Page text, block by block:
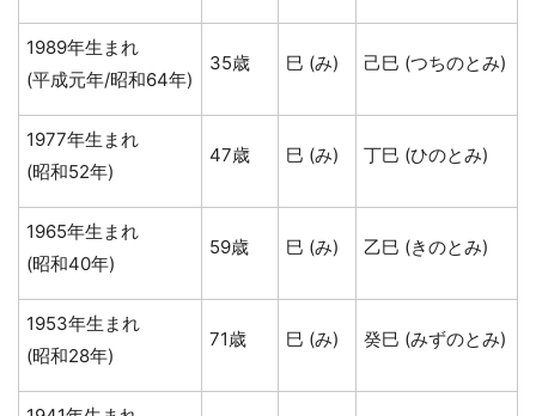
1989年生まれ
(平成元年/昭和64年)
35歳 巳 (み) 己巳 (つちのとみ)
1977年生まれ
(昭和52年)
47歳 巳 (み) 丁巳 (ひのとみ)
1965年生まれ
(昭和40年)
59歳 巳 (み) 乙巳 (きのとみ)
1953年生まれ
(昭和28年)
71歳 巳 (み) 癸巳 (みずのとみ)